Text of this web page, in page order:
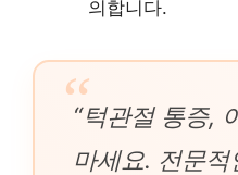
의합니다.
“턱관절 통증,
마세요. 전문